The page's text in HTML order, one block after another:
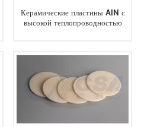
Керамические пластины AIN с
высокой теплопроводностью